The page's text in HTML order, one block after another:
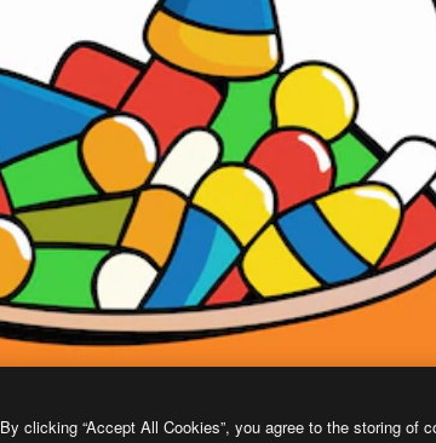
By clicking “Accept All Cookies”, you agree to the storing of